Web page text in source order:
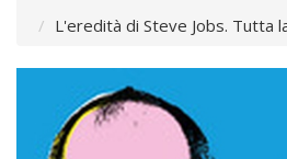
L'eredità di Steve Jobs. Tutta